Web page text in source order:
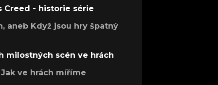
Creed - historie série
aneb Když jsou hry špatný
milostných scén ve hrách
ve hrách míříme